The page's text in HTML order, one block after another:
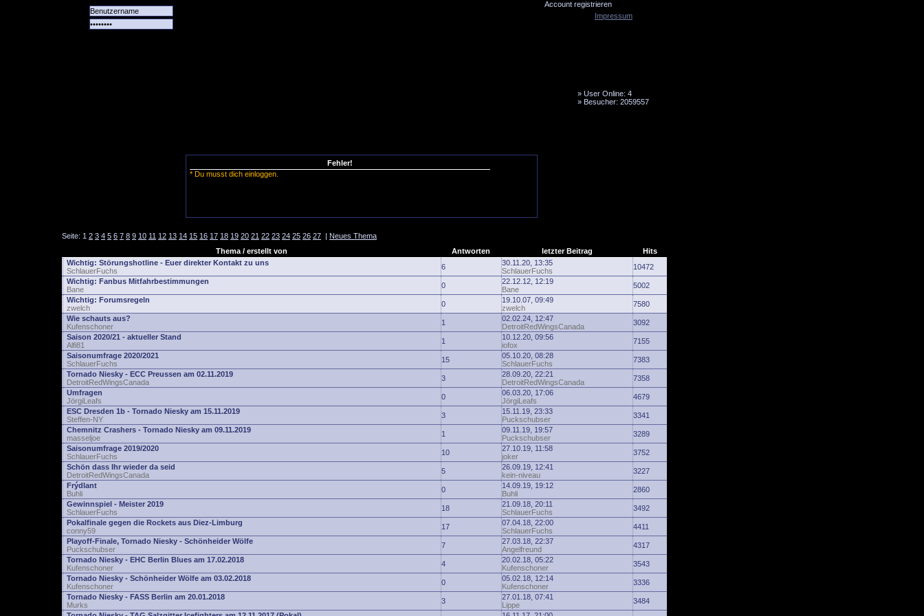
Account registrieren
» User Online: 4
» Besucher: 2059557
Fehler!
* Du musst dich einloggen.
Seite: 1 2 3 4 5 6 7 8 9 10 11 12 13 14 15 16 17 18 19 20 21 22 23 24 25 26 27 | Neues Thema
Thema / erstellt von
Antworten letzter Beitrag
Hits
Wichtig: Störungshotline - Euer direkter Kontakt zu uns
SchlauerFuchs
6
30.11.20, 13:35
SchlauerFuchs
10472
Wichtig: Fanbus Mitfahrbestimmungen
Bane
0
22.12.12, 12:19
Bane
5002
Wichtig: Forumsregeln
zwelch
0
19.10.07, 09:49
zwelch
7580
Wie schauts aus?
Kufenschoner
1
02.02.24, 12:47
DetroitRedWingsCanada
3092
Saison 2020/21 - aktueller Stand
Alfi81
1
10.12.20, 09:56
iofox
7155
Saisonumfrage 2020/2021
SchlauerFuchs
15
05.10.20, 08:28
SchlauerFuchs
7383
Tornado Niesky - ECC Preussen am 02.11.2019
DetroitRedWingsCanada
3
28.09.20, 22:21
DetroitRedWingsCanada
7358
Umfragen
JörgiLeafs
0
06.03.20, 17:06
JörgiLeafs
4679
ESC Dresden 1b - Tornado Niesky am 15.11.2019
Steffen-NY
3
15.11.19, 23:33
Puckschubser
3341
Chemnitz Crashers - Tornado Niesky am 09.11.2019
masseljoe
1
09.11.19, 19:57
Puckschubser
3289
Saisonumfrage 2019/2020
SchlauerFuchs
10
27.10.19, 11:58
joker
3752
Schön dass Ihr wieder da seid
DetroitRedWingsCanada
5
26.09.19, 12:41
kein-niveau
3227
Frýdlant
Buhli
0
14.09.19, 19:12
Buhli
2860
Gewinnspiel - Meister 2019
SchlauerFuchs
18
21.09.18, 20:11
SchlauerFuchs
3492
Pokalfinale gegen die Rockets aus Diez-Limburg
conny59
17
07.04.18, 22:00
SchlauerFuchs
4411
Playoff-Finale, Tornado Niesky - Schönheider Wölfe
Puckschubser
7
27.03.18, 22:37
Angelfreund
4317
Tornado Niesky - EHC Berlin Blues am 17.02.2018
Kufenschoner
4
20.02.18, 05:22
Kufenschoner
3543
Tornado Niesky - Schönheider Wölfe am 03.02.2018
Kufenschoner
0
05.02.18, 12:14
Kufenschoner
3336
Tornado Niesky - FASS Berlin am 20.01.2018
Murks
3
27.01.18, 07:41
Lippe
3484
Impressum